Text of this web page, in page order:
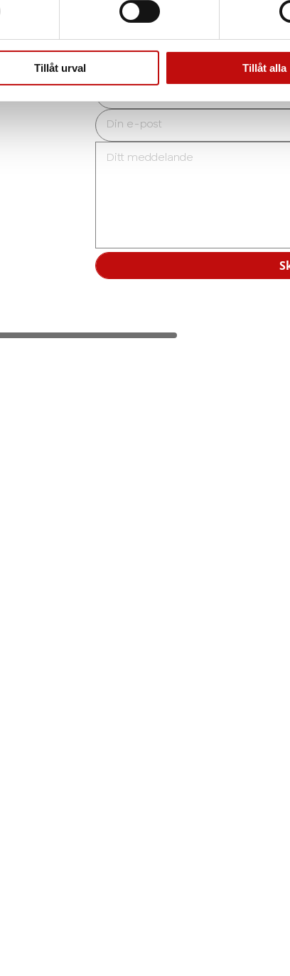
Tillåt urval Tillåt alla